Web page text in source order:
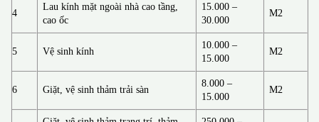
4
Lau kính mặt ngoài nhà cao tầng,
cao ốc
15.000 –
30.000
M2
5 Vệ sinh kính
10.000 –
15.000
M2
6 Giặt, vệ sinh thảm trải sàn
8.000 –
15.000
M2